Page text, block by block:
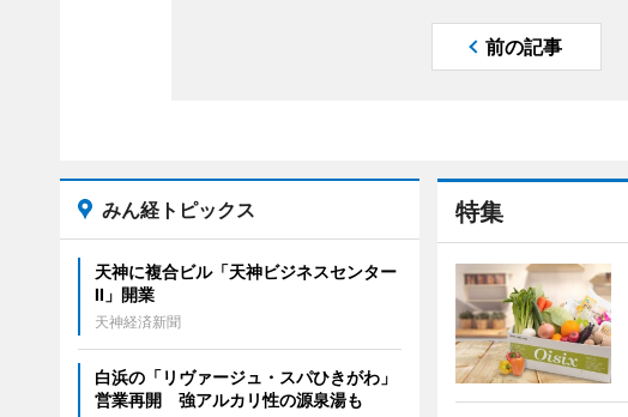
前の記事
特集
みん経トピックス
天神に複合ビル「天神ビジネスセンター
II」開業
天神経済新聞
白浜の「リヴァージュ・スパひきがわ」
営業再開 強アルカリ性の源泉湯も